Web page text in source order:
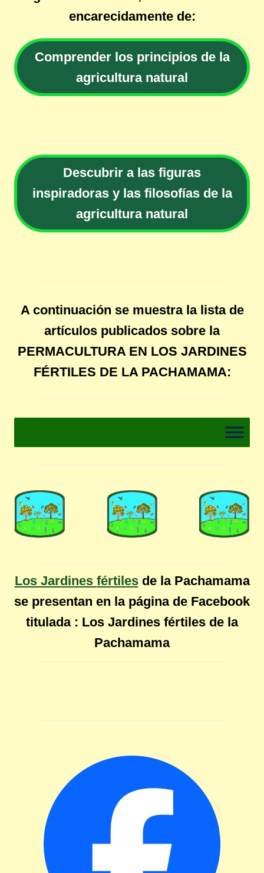
encarecidamente de:
Comprender los principios de la
agricultura natural
Descubrir a las figuras
inspiradoras y las filosofías de la
agricultura natural
A continuación se muestra la lista de
artículos publicados sobre la
PERMACULTURA EN LOS JARDINES
FÉRTILES DE LA PACHAMAMA:
Los Jardines fértilesde la Pachamama
se presentan en la página de Facebook
titulada : Los Jardines fértiles de la
Pachamama